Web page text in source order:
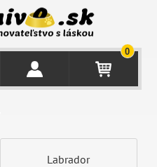
0
Labrador